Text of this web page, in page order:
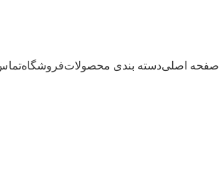
صفحه اصلیدسته بندی محصولاتفروشگاه